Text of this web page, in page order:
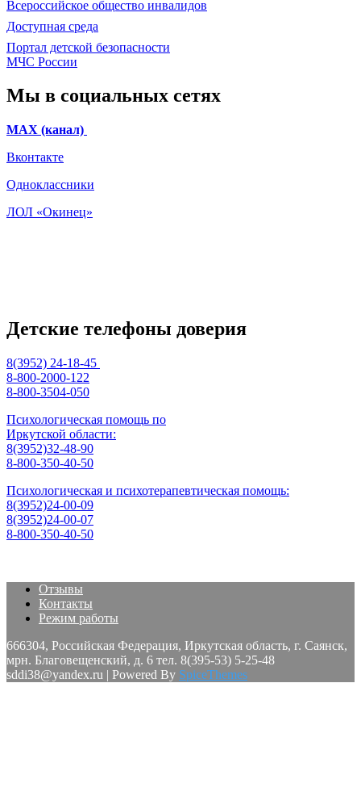
Всероссийское общество инвалидов
Доступная среда
Портал детской безопасности
МЧС России
Мы в социальных сетях
МАХ (канал)
Вконтакте
Одноклассники
ЛОЛ «Окинец»
Детские телефоны доверия
8(3952) 24-18-45
8-800-2000-122
8-800-3504-050
Психологическая помощь по
Иркутской области:
8(3952)32-48-90
8-800-350-40-50
Психологическая и психотерапевтическая помощь:
8(3952)24-00-09
8(3952)24-00-07
8-800-350-40-50
Отзывы
Контакты
Режим работы
666304, Российская Федерация, Иркутская область, г. Саянск,
мрн. Благовещенский, д. 6 тел. 8(395-53) 5-25-48
sddi38@yandex.ru | Powered By SpiceThemes